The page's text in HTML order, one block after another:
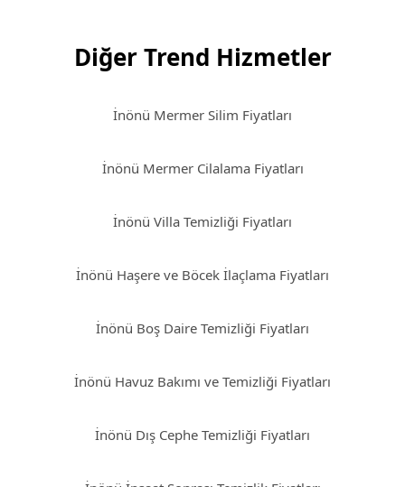
Diğer Trend Hizmetler
İnönü Mermer Silim Fiyatları
İnönü Mermer Cilalama Fiyatları
İnönü Villa Temizliği Fiyatları
İnönü Haşere ve Böcek İlaçlama Fiyatları
İnönü Boş Daire Temizliği Fiyatları
İnönü Havuz Bakımı ve Temizliği Fiyatları
İnönü Dış Cephe Temizliği Fiyatları